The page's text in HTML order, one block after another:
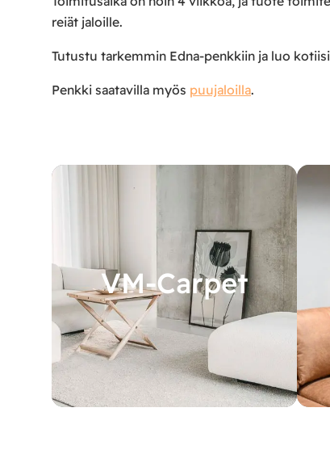
reiät jaloille.
Tutustu tarkemmin Edna-penkkiin ja luo
Penkki saatavilla myös puujaloilla.
VM-Carpet